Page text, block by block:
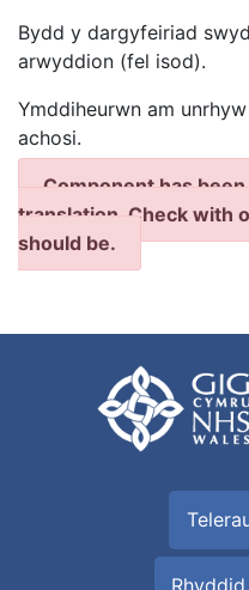
Bydd y dargyfeiriad
arwyddion (fel isod).
Ymddiheurwn am
achosi.
Component has
translation. Check with
should be.